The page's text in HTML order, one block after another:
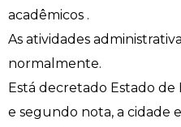
acadêmicos .
As atividades
normalmente.
Está decretado Estado
e segundo nota, a cidade
Enfermagem
Engenharia Agronômica
Engenharia Civil
Calendário de Provas
Carteirinha de Estudante
Central de Estágios - TCC
Comitê de Ética em
Diploma Digital
Educação em Direitos